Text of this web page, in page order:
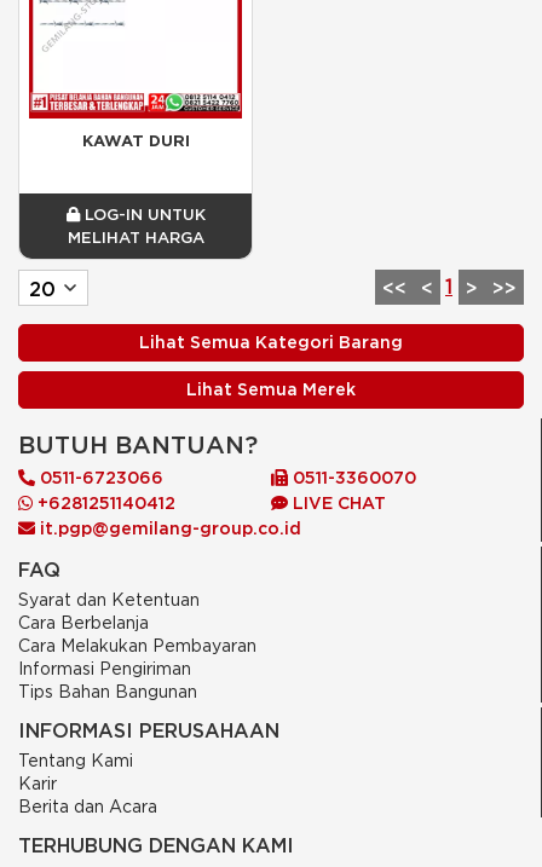
KAWAT DURI
LOG-IN UNTUK
MELIHAT HARGA
<< < 1 > >>
Lihat Semua Kategori Barang
Lihat Semua Merek
BUTUH BANTUAN?
0511-6723066
0511-3360070
+6281251140412
LIVE CHAT
it.pgp@gemilang-group.co.id
FAQ
Syarat dan Ketentuan
Cara Berbelanja
Cara Melakukan Pembayaran
Informasi Pengiriman
Tips Bahan Bangunan
INFORMASI PERUSAHAAN
Tentang Kami
Karir
Berita dan Acara
TERHUBUNG DENGAN KAMI